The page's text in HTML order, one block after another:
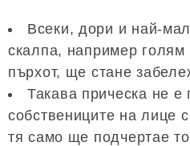
Всеки, дори и най-
скалпа, например
пърхот, ще стане
Такава прическа не
собствениците на лице
тя само ще подчертае